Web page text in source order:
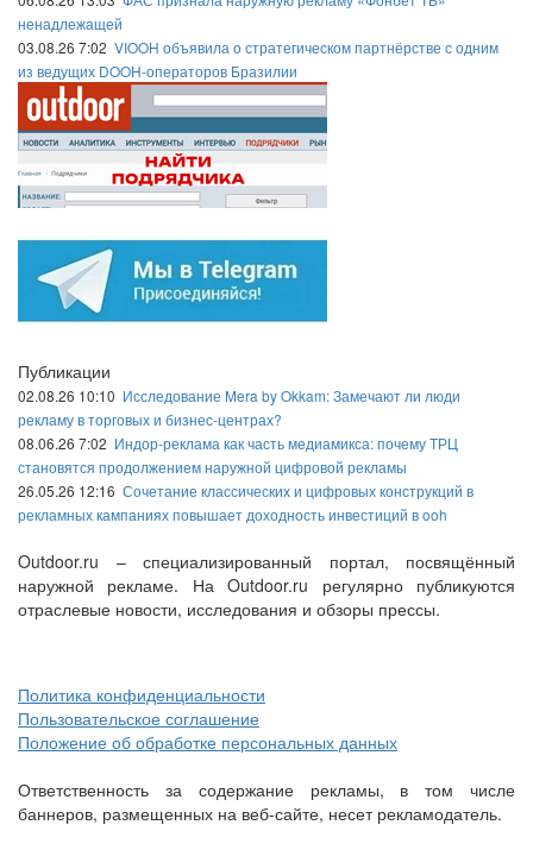
ненадлежащей
03.08.26 7:02 VIOOH объявила о стратегическом партнёрстве с одним
из ведущих DOOH-операторов Бразилии
Публикации
02.08.26 10:10 Исследование Mera by Okkam: Замечают ли люди
рекламу в торговых и бизнес-центрах?
08.06.26 7:02 Индор-реклама как часть медиамикса: почему ТРЦ
становятся продолжением наружной цифровой рекламы
26.05.26 12:16 Сочетание классических и цифровых конструкций в
рекламных кампаниях повышает доходность инвестиций в ooh
Outdoor.ru – специализированный портал, посвящённый
наружной рекламе. На Outdoor.ru регулярно публикуются
отраслевые новости, исследования и обзоры прессы.
Политика конфиденциальности
Пользовательское соглашение
Положение об обработке персональных данных
Ответственность за содержание рекламы, в том числе
баннеров, размещенных на веб-сайте, несет рекламодатель.